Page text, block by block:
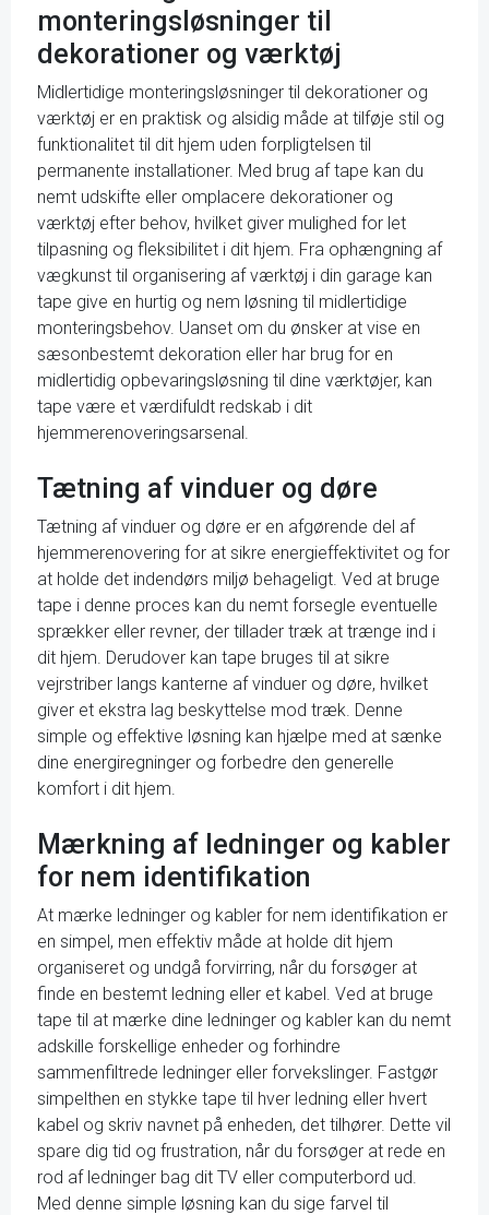
monteringsløsninger til
dekorationer og værktøj
Midlertidige monteringsløsninger til dekorationer og
værktøj er en praktisk og alsidig måde at tilføje stil og
funktionalitet til dit hjem uden forpligtelsen til
permanente installationer. Med brug af tape kan du
nemt udskifte eller omplacere dekorationer og
værktøj efter behov, hvilket giver mulighed for let
tilpasning og fleksibilitet i dit hjem. Fra ophængning af
vægkunst til organisering af værktøj i din garage kan
tape give en hurtig og nem løsning til midlertidige
monteringsbehov. Uanset om du ønsker at vise en
sæsonbestemt dekoration eller har brug for en
midlertidig opbevaringsløsning til dine værktøjer, kan
tape være et værdifuldt redskab i dit
hjemmerenoveringsarsenal.
Tætning af vinduer og døre
Tætning af vinduer og døre er en afgørende del af
hjemmerenovering for at sikre energieffektivitet og for
at holde det indendørs miljø behageligt. Ved at bruge
tape i denne proces kan du nemt forsegle eventuelle
sprækker eller revner, der tillader træk at trænge ind i
dit hjem. Derudover kan tape bruges til at sikre
vejrstriber langs kanterne af vinduer og døre, hvilket
giver et ekstra lag beskyttelse mod træk. Denne
simple og effektive løsning kan hjælpe med at sænke
dine energiregninger og forbedre den generelle
komfort i dit hjem.
Mærkning af ledninger og kabler
for nem identifikation
At mærke ledninger og kabler for nem identifikation er
en simpel, men effektiv måde at holde dit hjem
organiseret og undgå forvirring, når du forsøger at
finde en bestemt ledning eller et kabel. Ved at bruge
tape til at mærke dine ledninger og kabler kan du nemt
adskille forskellige enheder og forhindre
sammenfiltrede ledninger eller forvekslinger. Fastgør
simpelthen en stykke tape til hver ledning eller hvert
kabel og skriv navnet på enheden, det tilhører. Dette vil
spare dig tid og frustration, når du forsøger at rede en
rod af ledninger bag dit TV eller computerbord ud.
Med denne simple løsning kan du sige farvel til